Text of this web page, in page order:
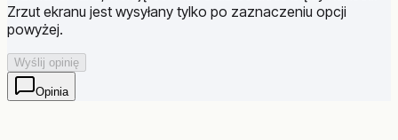
Zrzut ekranu jest wysyłany tylko po zaznaczeniu opcji
powyżej.
Wyślij opinię
Opinia